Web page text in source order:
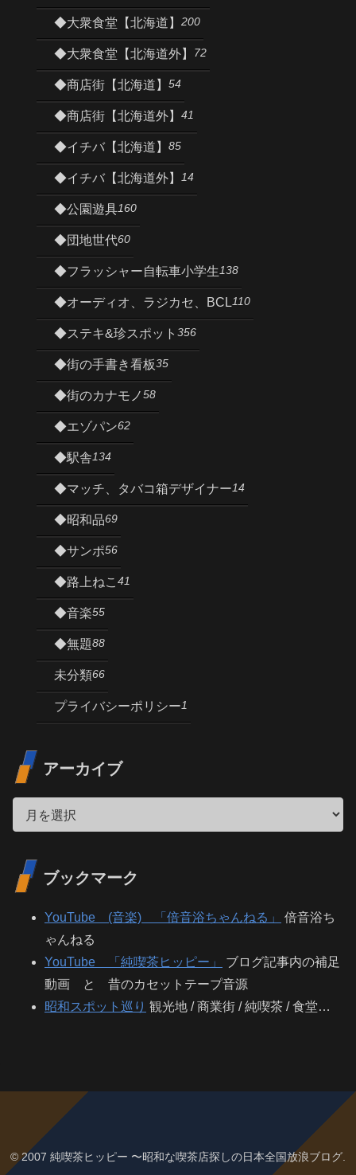
◆大衆食堂【北海道】 200
◆大衆食堂【北海道外】 72
◆商店街【北海道】 54
◆商店街【北海道外】 41
◆イチバ【北海道】 85
◆イチバ【北海道外】 14
◆公園遊具160
◆団地世代60
◆フラッシャー自転車小学生138
◆オーディオ、ラジカセ、BCL110
◆ステキ&珍スポット 356
◆街の手書き看板35
◆街のカナモノ58
◆エゾパン62
◆駅舎134
◆マッチ、タバコ箱デザイナー14
◆昭和品69
◆サンポ56
◆路上ねこ 41
◆音楽55
◆無題88
未分類66
プライバシーポリシー1
アーカイブ
ブックマーク
YouTube (音楽) 「倍音浴ちゃんねる」
倍音浴ち
ゃんねる
YouTube 「純喫茶ヒッピー」
ブログ記事内の補足
動画 と 昔のカセットテープ音源
昭和スポット巡り 観光地 / 商業街 / 純喫茶 / 食堂…
© 2007 純喫茶ヒッピー 〜昭和な喫茶店探しの日本全国放浪ブログ.